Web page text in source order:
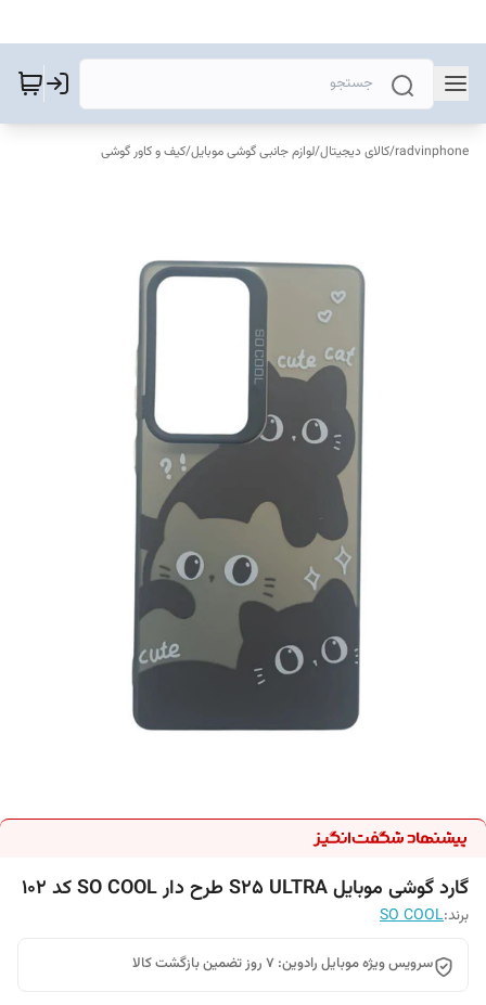
radvinphone
/کالای دیجیتال/لوازم جانبی گوشی موبایل/کیف و کاور گوشی
گارد گوشی موبایل S25 ULTRA طرح دار SO COOL کد 102
برند:SO COOL
سرویس ویژه موبایل رادوین: 7 روز تضمین بازگشت کالا